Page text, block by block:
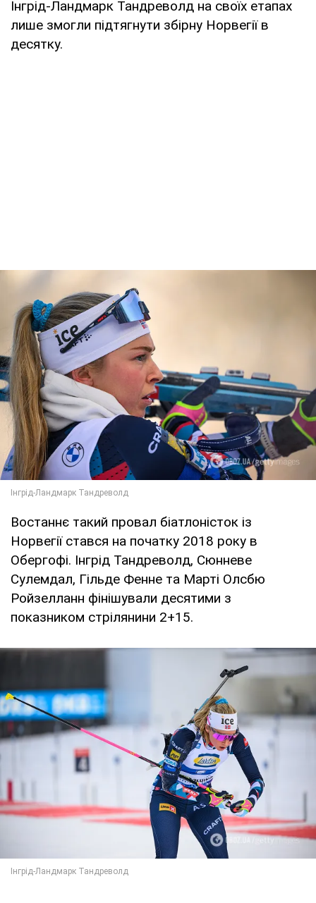
Інгрід-Ландмарк Тандреволд на своїх етапах
лише змогли підтягнути збірну Норвегії в
десятку.
Востаннє такий провал біатлоністок із
Норвегії стався на початку 2018 року в
Обергофі. Інгрід Тандреволд, Сюнневе
Сулемдал, Гільде Фенне та Марті Олсбю
Ройзелланн фінішували десятими з
показником стрілянини 2+15.